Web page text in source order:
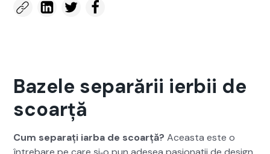
Bazele separării ierbii de
scoarță
Cum sep­a­rați iar­ba de scoarță? Aceas­ta este o